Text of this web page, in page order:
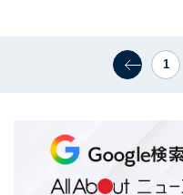
1